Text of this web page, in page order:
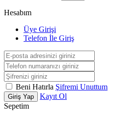
Hesabım
Üye Girişi
Telefon İle Giriş
Beni Hatırla Şifremi Unuttum
Giriş Yap
Kayıt Ol
Sepetim